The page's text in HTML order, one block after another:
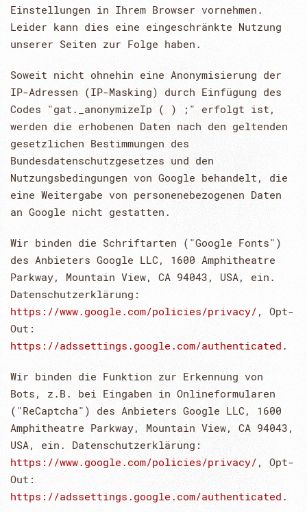
Einstellungen in Ihrem Browser vornehmen.
Leider kann dies eine eingeschränkte Nutzung
unserer Seiten zur Folge haben.
Soweit nicht ohnehin eine Anonymisierung der
IP-Adressen (IP-Masking) durch Einfügung des
Codes "gat._anonymizeIp ( ) ;" erfolgt ist,
werden die erhobenen Daten nach den geltenden
gesetzlichen Bestimmungen des
Bundesdatenschutzgesetzes und den
Nutzungsbedingungen von Google behandelt, die
eine Weitergabe von personenebezogenen Daten
an Google nicht gestatten.
Wir binden die Schriftarten ("Google Fonts")
des Anbieters Google LLC, 1600 Amphitheatre
Parkway, Mountain View, CA 94043, USA, ein.
Datenschutzerklärung:
https://www.google.com/policies/privacy/ , Opt-
Out:
https://adssettings.google.com/authenticated .
Wir binden die Funktion zur Erkennung von
Bots, z.B. bei Eingaben in Onlineformularen
("ReCaptcha") des Anbieters Google LLC, 1600
Amphitheatre Parkway, Mountain View, CA 94043,
USA, ein. Datenschutzerklärung:
https://www.google.com/policies/privacy/ , Opt-
Out:
https://adssettings.google.com/authenticated .